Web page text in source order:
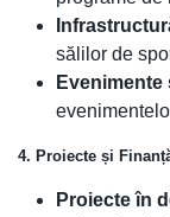
sălilor de
Evenimente
4. Proiecte și
Proiecte în